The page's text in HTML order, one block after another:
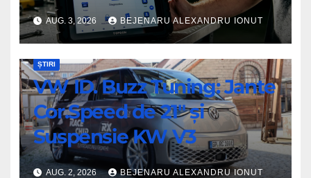
AUG. 3, 2026 BEJENARU ALEXANDRU IONUT
ȘTIRI
VW ID. Buzz Tuning: Jante
Cor.Speed de 21″ și
Suspensie KW V3
AUG. 2, 2026 BEJENARU ALEXANDRU IONUT